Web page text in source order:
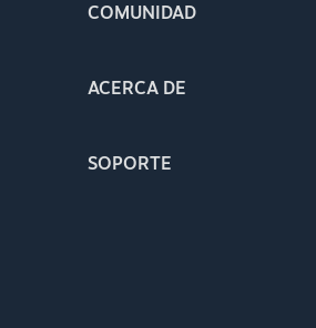
COMUNIDAD
ACERCA DE
SOPORTE